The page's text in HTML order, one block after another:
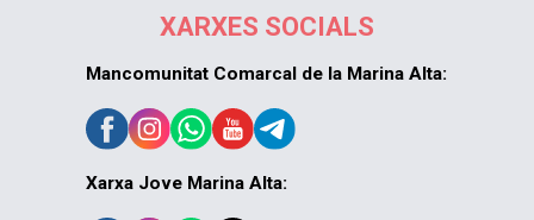
XARXES SOCIALS
Mancomunitat Comarcal de la Marina Alta:
Xarxa Jove Marina Alta: